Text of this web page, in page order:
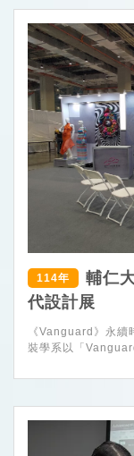
114年
輔仁
代設計展
《Vanguard》永續時尚
裝學系以「